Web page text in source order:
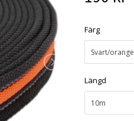
Färg
Svart/orange
Längd
10m